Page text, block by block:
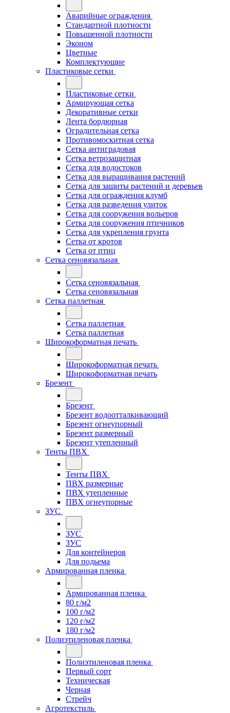
Аварийные ограждения
Стандартной плотности
Повышенной плотности
Эконом
Цветные
Комплектующие
Пластиковые сетки
Пластиковые сетки
Армирующая сетка
Декоративные сетки
Лента бордюрная
Оградительная сетка
Противомоскитная сетка
Сетка антиградовая
Сетка ветрозащитная
Сетка для водостоков
Сетка для выращивания растений
Сетка для защиты растений и деревьев
Сетка для ограждения клумб
Сетка для разведения улиток
Сетка для сооружения вольеров
Сетка для сооружения птичников
Сетка для укрепления грунта
Сетка от кротов
Сетка от птиц
Сетка сеновязальная
Сетка сеновязальная
Сетка сеновязальная
Сетка паллетная
Сетка паллетная
Сетка паллетная
Широкоформатная печать
Широкоформатная печать
Широкоформатная печать
Брезент
Брезент
Брезент водоотталкивающий
Брезент огнеупорный
Брезент размерный
Брезент утепленный
Тенты ПВХ
Тенты ПВХ
ПВХ размерные
ПВХ утепленные
ПВХ огнеупорные
ЗУС
ЗУС
ЗУС
Для контейнеров
Для подьема
Армированная пленка
Армированная пленка
80 г/м2
100 г/м2
120 г/м2
180 г/м2
Полиэтиленовая пленка
Полиэтиленовая пленка
Первый сорт
Техническая
Черная
Стрейч
Агротекстиль